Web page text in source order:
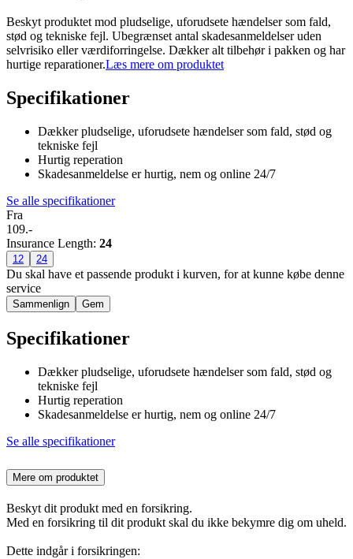
Beskyt produktet mod pludselige, uforudsete hændelser som fald,
stød og tekniske fejl. Ubegrænset antal skadesanmeldelser uden
selvrisiko eller værdiforringelse. Dækker alt tilbehør i pakken og har
hurtige reparationer.Læs mere om produktet
Specifikationer
Dækker pludselige, uforudsete hændelser som fald, stød og
tekniske fejl
Hurtig reperation
Skadesanmeldelse er hurtig, nem og online 24/7
Se alle specifikationer
Fra
109.-
Insurance Length: 24
12 24
Du skal have et passende produkt i kurven, for at kunne købe denne
service
Sammenlign Gem
Specifikationer
Dækker pludselige, uforudsete hændelser som fald, stød og
tekniske fejl
Hurtig reperation
Skadesanmeldelse er hurtig, nem og online 24/7
Se alle specifikationer
Mere om produktet
Beskyt dit produkt med en forsikring.
Med en forsikring til dit produkt skal du ikke bekymre dig om uheld.
Dette indgår i forsikringen: